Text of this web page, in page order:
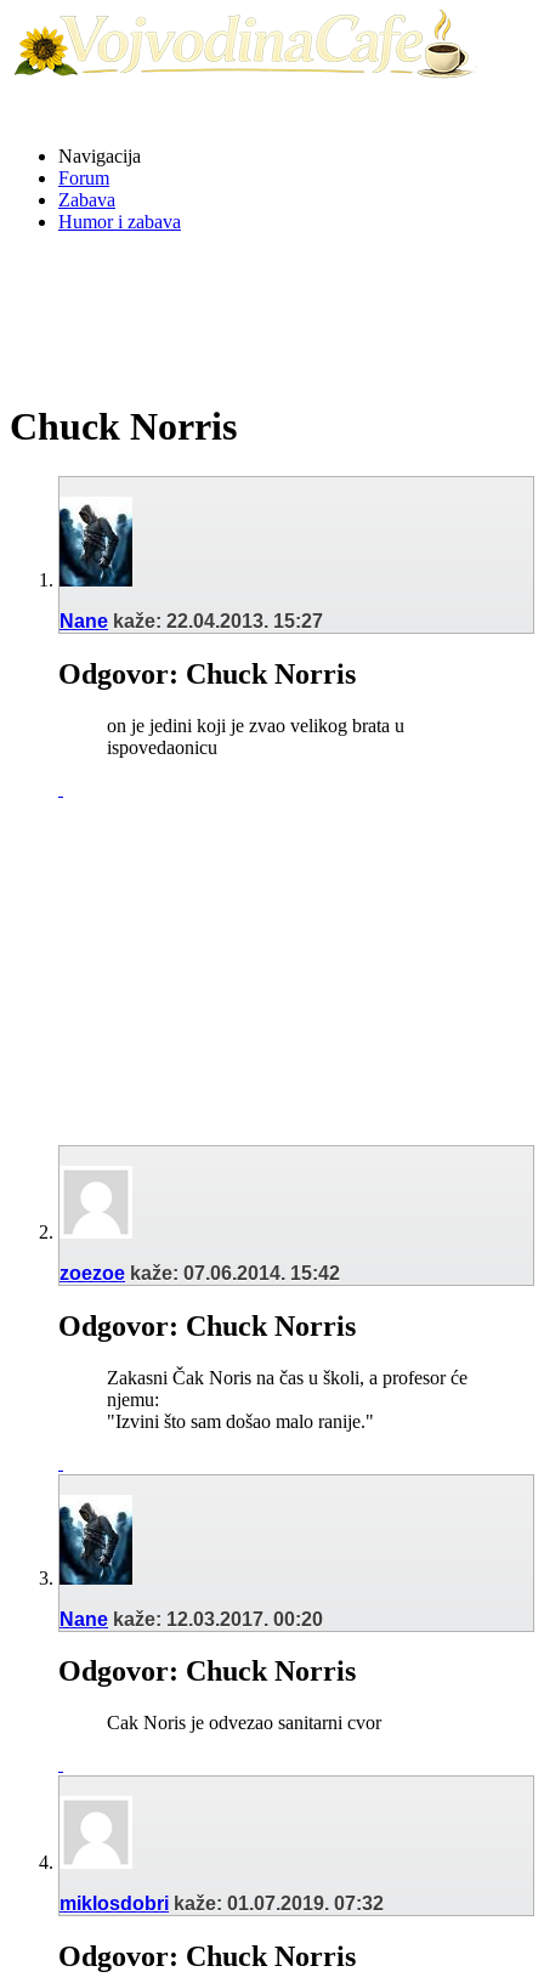
Navigacija
Forum
Zabava
Humor i zabava
Chuck Norris
Nane kaže: 22.04.2013. 15:27
Odgovor: Chuck Norris
on je jedini koji je zvao velikog brata u
ispovedaonicu
zoezoe kaže: 07.06.2014. 15:42
Odgovor: Chuck Norris
Zakasni Čak Noris na čas u školi, a profesor će
njemu:
"Izvini što sam došao malo ranije."
Nane kaže: 12.03.2017. 00:20
Odgovor: Chuck Norris
Cak Noris je odvezao sanitarni cvor
miklosdobri kaže: 01.07.2019. 07:32
Odgovor: Chuck Norris